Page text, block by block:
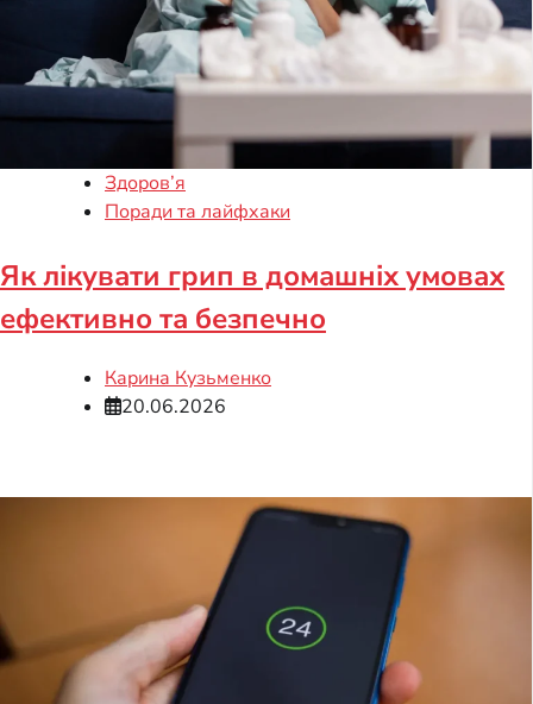
Здоров’я
Поради та лайфхаки
Як лікувати грип в домашніх умовах
ефективно та безпечно
Карина Кузьменко
20.06.2026